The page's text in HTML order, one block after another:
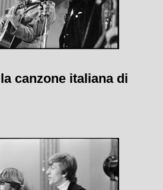
canzone italiana di